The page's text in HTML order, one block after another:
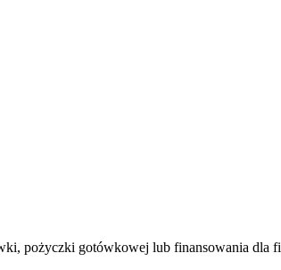
pożyczki gotówkowej lub finansowania dla